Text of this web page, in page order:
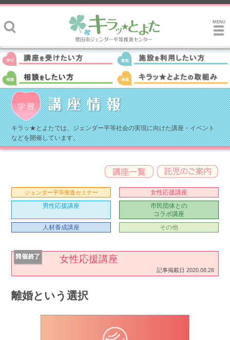
キラッ★とよたでは、ジェンダー平等社会の実現に向けた講座・イベント
などを開催しています。
ジェンダー平等推進セミナー
女性応援講座
男性応援講座
市民団体との
コラボ講座
人材養成講座
その他
女性応援講座
記事掲載日 2020.08.28
離婚という選択